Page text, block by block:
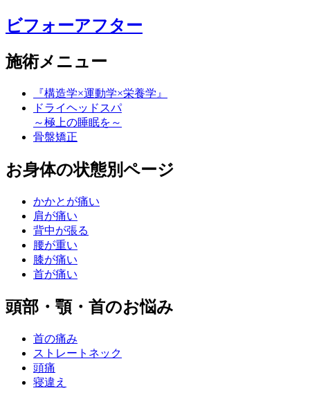
ビフォーアフター
施術メニュー
『構造学×運動学×栄養学』
ドライヘッドスパ
～極上の睡眠を～
骨盤矯正
お身体の状態別ページ
かかとが痛い
肩が痛い
背中が張る
腰が重い
膝が痛い
首が痛い
頭部・顎・首のお悩み
首の痛み
ストレートネック
頭痛
寝違え